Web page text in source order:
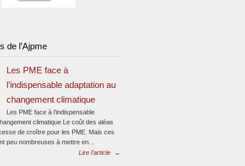
de l’Ajpme
Les PME face à
l’indispensable adaptation au
changement climatique
Les PME face à l’indispensable
climatique Le coût des aléas
de croître pour les PME. Mais ces
peu nombreuses à mettre en...
Lire l'article
→